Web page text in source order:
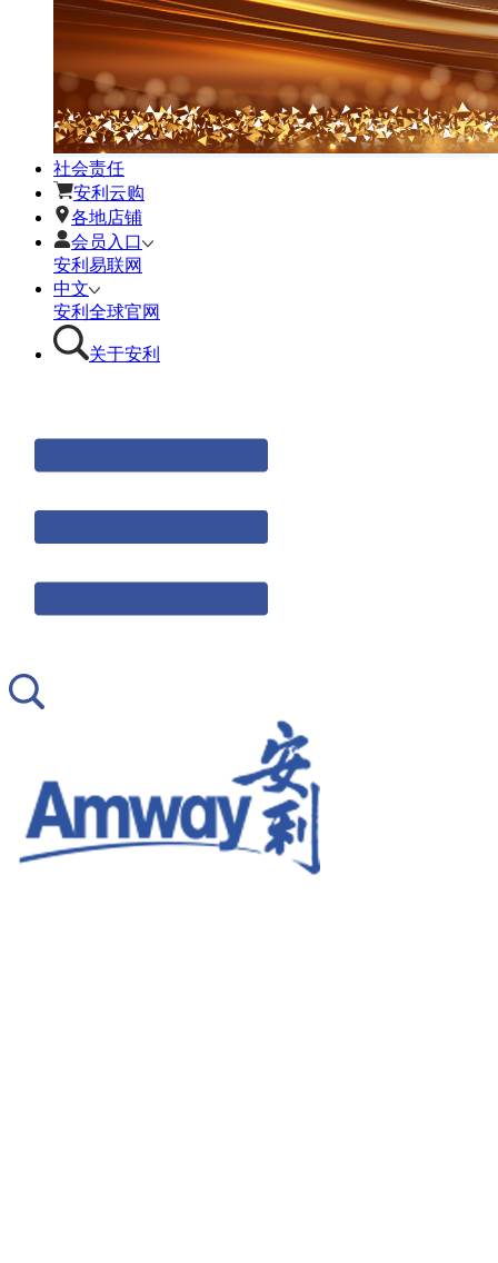
社会责任
安利云购
各地店铺
会员入口
安利易联网
中文
安利全球官网
关于安利